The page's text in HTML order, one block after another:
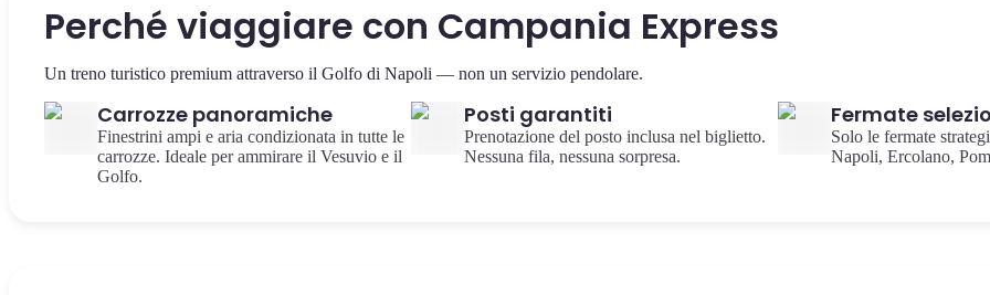
Perché viaggiare con Campania Express
Un treno turistico premium attraverso il Golfo di Napoli — non un servizio pendolare.
Carrozze panoramiche
Finestrini ampi e aria condizionata in tutte le
carrozze. Ideale per ammirare il Vesuvio e il
Golfo.
Posti garantiti
Prenotazione del posto inclusa nel biglietto.
Nessuna fila, nessuna sorpresa.
Fermate
Solo le fermate
Napoli, Ercolano,